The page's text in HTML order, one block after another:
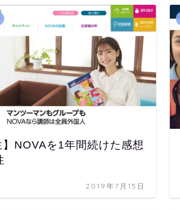
】NOVAを1年間続けた感想
2019年7月15日